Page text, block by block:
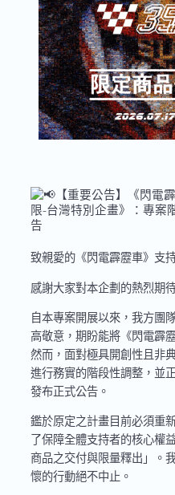
【重要公告】《閃電
限-台灣特別企畫》：專案
告
致親愛的《閃電霹靂車》支
感謝大家對本企劃的熱烈期
自本專案開展以來，我方團
高敬意，期盼能將《閃電霹
然而，面對極具開創性且非
進行務實的階段性調整，並
發布正式公告。
鑑於原定之計畫目前必須重
了保障全體支持者的核心權
商品之交付與限量釋出」。
懷的行動絕不中止。